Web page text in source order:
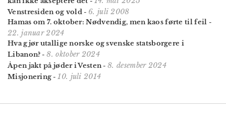
Venstresiden og vold - 6. juli 2008
Hamas om 7. oktober: Nødvendig, men kaos førte til feil -
22. januar 2024
Hva gjør utallige norske og svenske stats­borgere i
Libanon? -8. oktober 2024
Åpen jakt på jøder i Vesten-8. desember 2024
Misjonering -10. juli 2014